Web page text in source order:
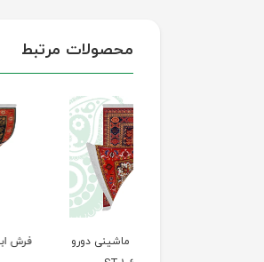
محصولات مرتبط
فرش ابریشم ماشینی دورو